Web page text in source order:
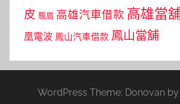
皮 飄眉 高雄汽車借款 高雄當
凰電波 鳳山汽車借款 鳳山當舖
WordPress Theme: Donovan